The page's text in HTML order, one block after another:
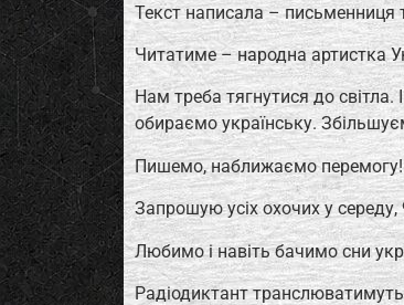
Текст написала – письменниця
Читатиме – народна артистка
Нам треба тягнутися до
обираємо українську.
Пишемо, наближаємо
Запрошую усіх охочих у
Любимо і навіть бачимо сни
Радіодиктант